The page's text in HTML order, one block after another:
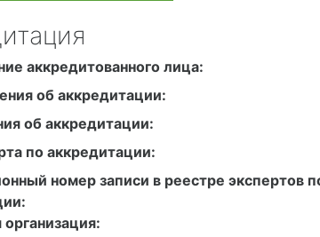
аккредитованного лица:
об аккредитации:
об аккредитации:
по аккредитации:
номер записи в реестре экспертов